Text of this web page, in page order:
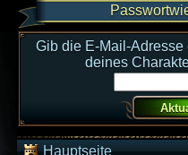
Gib die E-Mail-
deines
Hauptseite